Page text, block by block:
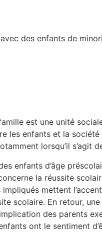
des enfants de
est une unité
enfants et la société
lorsqu’il s’agit
enfants d’âge
la réussite
mettent
scolaire. En retour,
des parents
ont le sentiment